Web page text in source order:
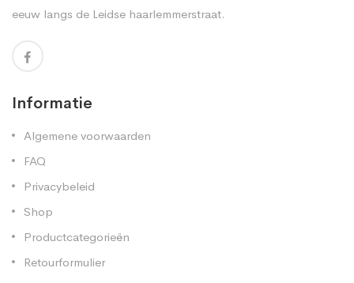
eeuw langs de Leidse haarlemmerstraat.
Informatie
Algemene voorwaarden
FAQ
Privacybeleid
Shop
Productcategorieën
Retourformulier